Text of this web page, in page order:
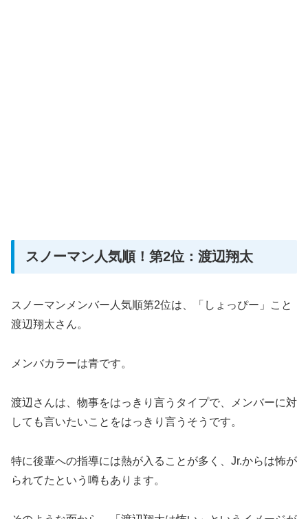
スノーマン人気順！第2位：渡辺翔太
スノーマンメンバー人気順第2位は、「しょっぴー」こと
渡辺翔太さん。
メンバカラーは青です。
渡辺さんは、物事をはっきり言うタイプで、メンバーに対
しても言いたいことをはっきり言うそうです。
特に後輩への指導には熱が入ることが多く、Jr.からは怖が
られてたという噂もあります。